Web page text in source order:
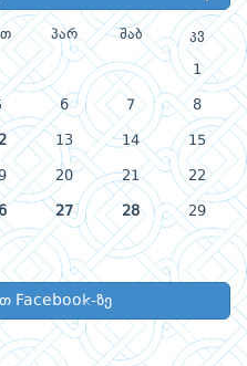
პარ შაბ კვ
1
6 7 8
13 14 15
20 21 22
27 28 29
Facebook-ზე